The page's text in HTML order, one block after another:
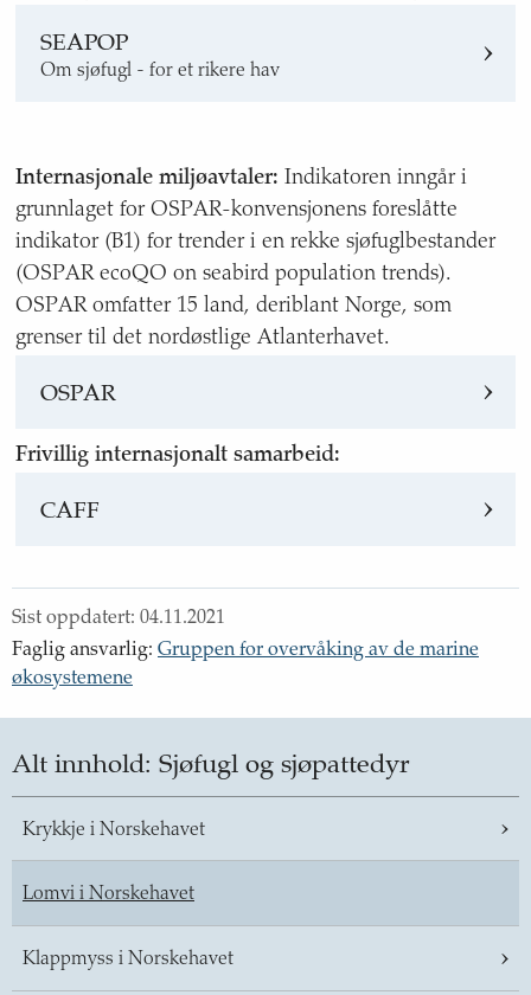
SEAPOP
Om sjøfugl - for et rikere hav
Internasjonale miljøavtaler: Indikatoren inngår i
grunnlaget for OSPAR-konvensjonens foreslåtte
indikator (B1) for trender i en rekke sjøfuglbestander
(OSPAR ecoQO on seabird population trends).
OSPAR omfatter 15 land, deriblant Norge, som
grenser til det nordøstlige Atlanterhavet.
OSPAR
Frivillig internasjonalt samarbeid:
CAFF
Sist oppdatert: 04.11.2021
Faglig ansvarlig: Gruppen for overvåking av de marine
økosystemene
Alt innhold: Sjøfugl og sjøpattedyr
Krykkje i Norskehavet
Lomvi i Norskehavet
Klappmyss i Norskehavet